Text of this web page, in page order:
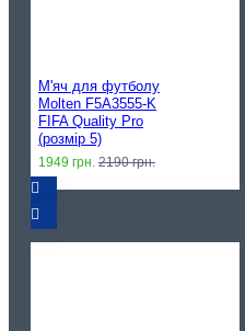
М'яч для футболу
Molten F5A3555-K
FIFA Quality Pro
(розмір 5)
1949 грн. 2190 грн.